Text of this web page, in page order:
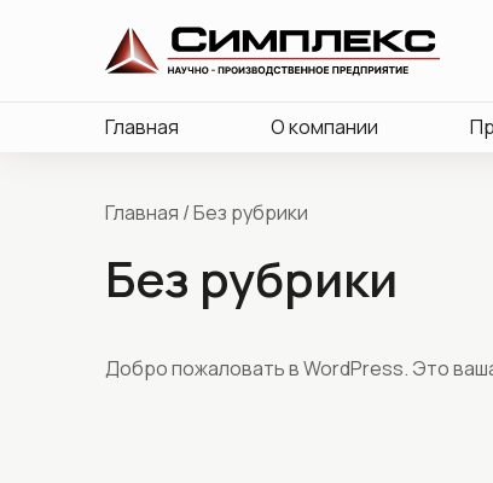
Главная О компании
Главная /Без рубрики
Без рубрики
Добро пожаловать в WordPress. Это